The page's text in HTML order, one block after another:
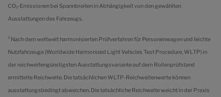
CO₂-Emissionen bei Spannbreiten in Abhängigkeit von den gewählten
Ausstattungen des Fahrzeugs.
2 Nach dem weltweit harmonisierten Prüfverfahren für Personenwagen und leichte
Nutzfahrzeuge (Worldwide Harmonized Light Vehicles Test Procedure, WLTP) in
der reichweitengünstigsten Ausstattungsvariante auf dem Rollenprüfstand
ermittelte Reichweite. Die tatsächlichen WLTP-Reichweitenwerte können
ausstattungsbedingt abweichen. Die tatsächliche Reichweite weicht in der Praxis